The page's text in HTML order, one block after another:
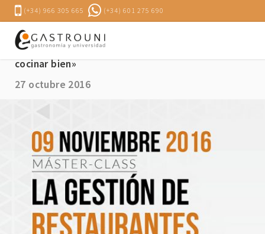
(+34) 966 305 665 (+34) 601 275 690
El 9 de noviembre en Valencia: Máster-class «La
cocinar bien»
27 octubre 2016